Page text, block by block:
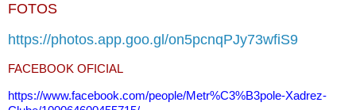
FOTOS
https://photos.app.goo.gl/on5pcnqPJy73wfiS9
FACEBOOK OFICIAL
https://www.facebook.com/people/Metr%C3%B3pole-Xadrez-